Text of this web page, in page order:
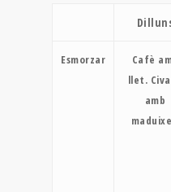
Esmorzar
Cafè
llet.
amb